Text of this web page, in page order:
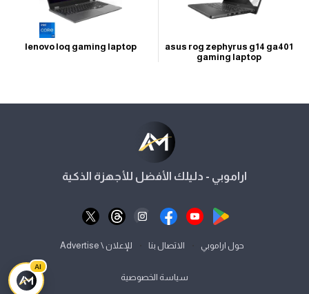
asus rog zephyrus g14 ga401
gaming laptop
lenovo loq gaming laptop
اراموبي - دليلك الأفضل للأجهزة الذكية
حول اراموبي الاتصال بنا للإعلان \ Advertise
سياسة الخصوصية
AI